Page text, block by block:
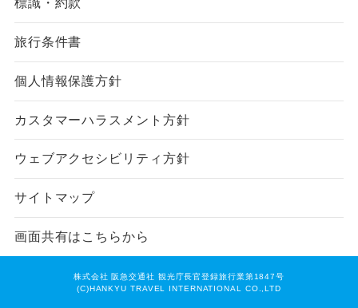
標識・約款
旅行条件書
個人情報保護方針
カスタマーハラスメント方針
ウェブアクセシビリティ方針
サイトマップ
画面共有はこちらから
株式会社 阪急交通社 観光庁長官登録旅行業第1847号
(C)HANKYU TRAVEL INTERNATIONAL CO.,LTD